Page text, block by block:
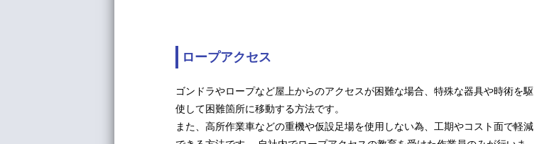
ロープアクセス
ゴンドラやロープなど屋上からのアクセスが困難な場合、特殊な器具や時術を駆
使して困難箇所に移動する方法です。
また、高所作業車などの重機や仮設足場を使用しない為、工期やコスト面で軽減